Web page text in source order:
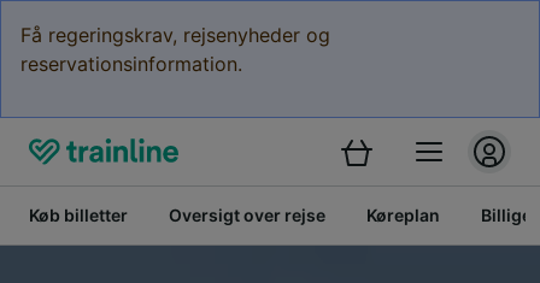
Få regeringskrav, rejsenyheder og
reservationsinformation.
Køb billetter Oversigt over rejse Køreplan Billige